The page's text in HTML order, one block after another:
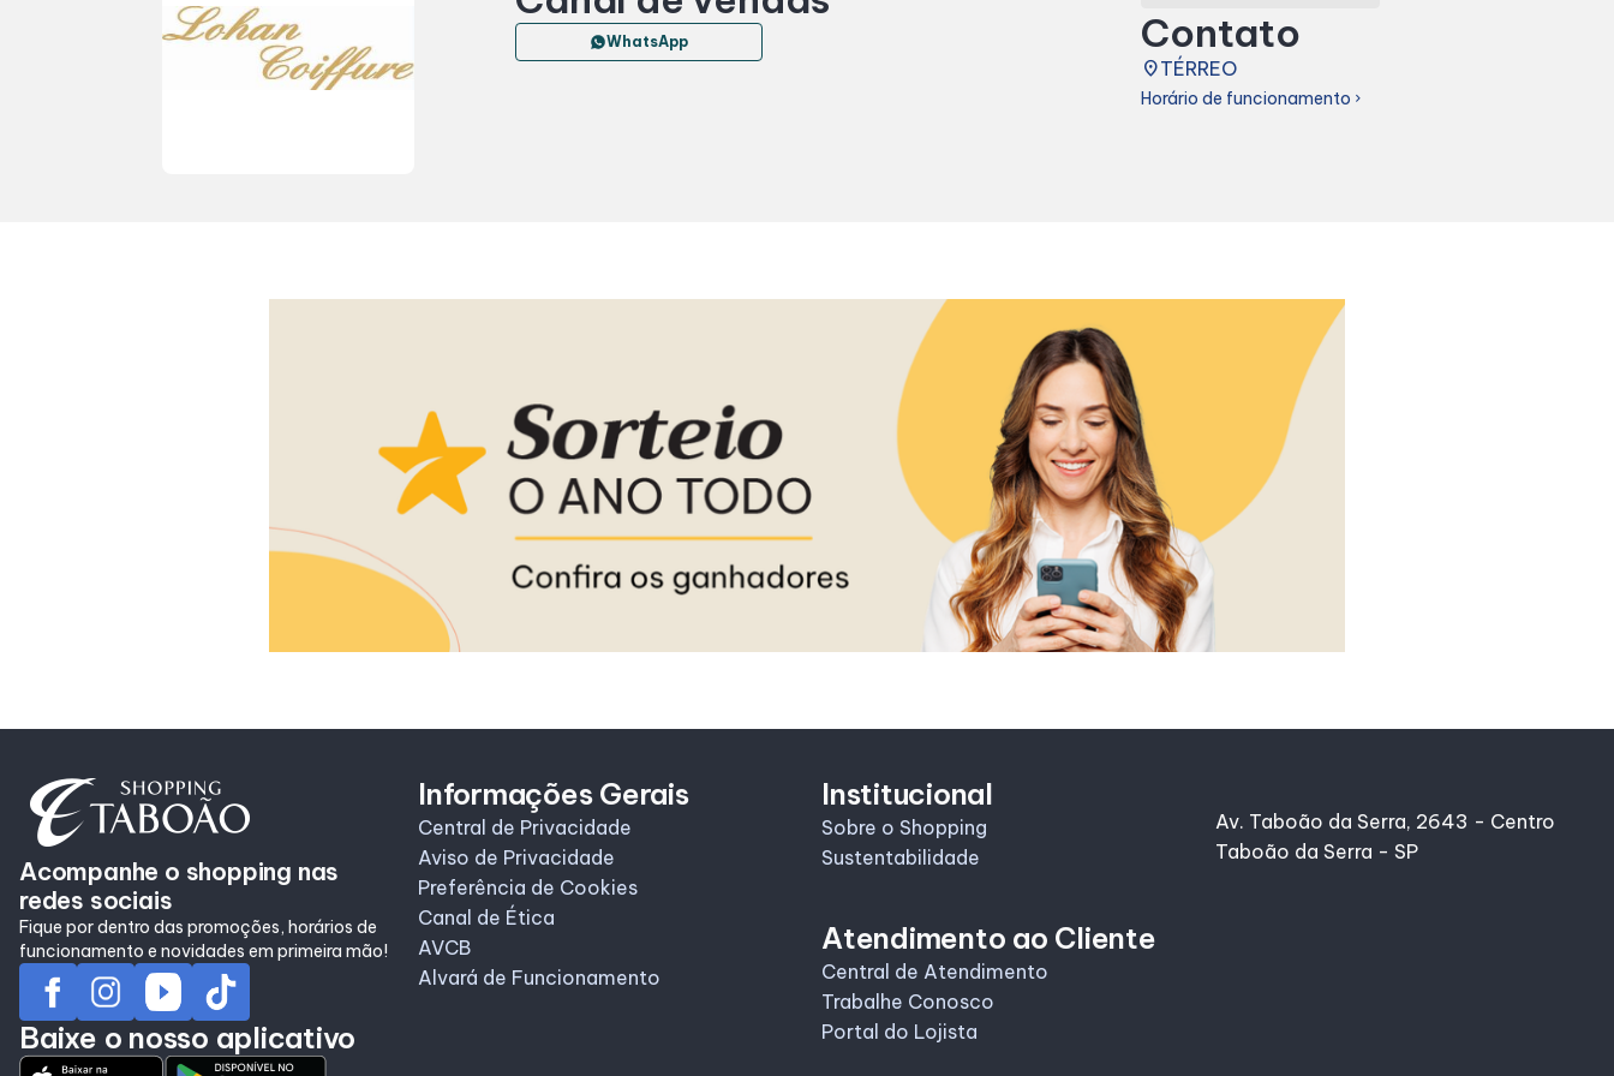
WhatsApp Contato
placeTÉRREO
Horário de funcionamento chevron_right
Acompanhe o shopping nas
redes sociais
Fique por dentro das promoções, horários de
funcionamento e novidades em primeira mão!
Baixe o nosso aplicativo
Informações Gerais
Central de Privacidade
Aviso de Privacidade
Preferência de Cookies
Canal de Ética
AVCB
Alvará de Funcionamento
Institucional
Sobre o Shopping
Sustentabilidade
Atendimento ao Cliente
Central de Atendimento
Trabalhe Conosco
Portal do Lojista
Av. Taboão da Serra, 2643 - Centro
Taboão da Serra - SP